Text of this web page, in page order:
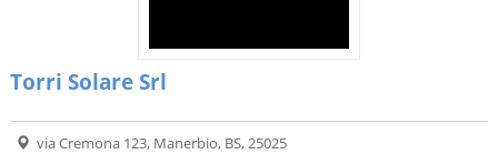
Torri Solare Srl
via Cremona 123, Manerbio, BS, 25025